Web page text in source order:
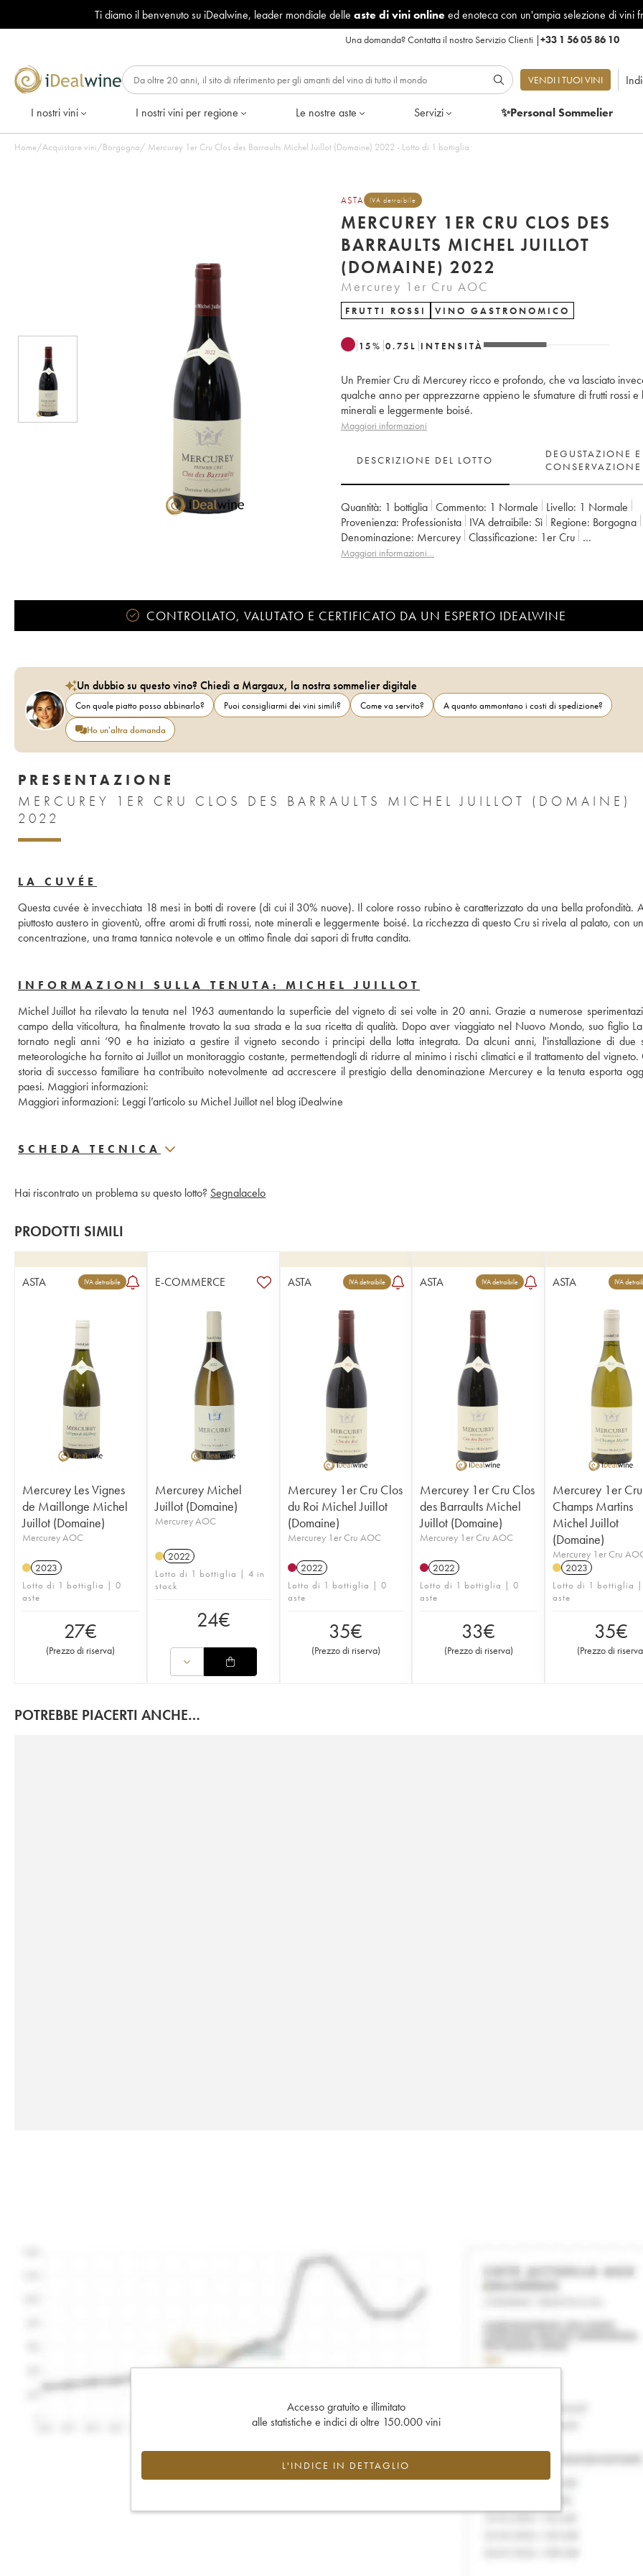
Ti diamo il benvenuto su iDealwine, leader mondiale delle aste di vini onlineed enoteca con un'ampia selezione di vini
Una domanda?Contatta il nostro Servizio Clienti |+33 1 56 05 86 10
VENDI I TUOI VINI
I nostri vini I nostri vini per regione Le nostre aste Servizi ✨Personal Sommelier
Home/Acquistare vini/Borgogna/ Mercurey 1er Cru Clos des Barraults Michel Juillot (Domaine) 2022 - Lotto di 1 bottiglia
ASTA IVA detraibile
MERCUREY 1ER CRU CLOS DES
BARRAULTS MICHEL JUILLOT
(DOMAINE) 2022
Mercurey 1er Cru AOC
FRUTTI ROSSI VINO GASTRONOMICO
15% 0.75 L INTENSITÀ
Un Premier Cru di Mercurey ricco e profondo, che va lasciato
qualche anno per apprezzarne appieno le sfumature di frutti rossi e
minerali e leggermente boisé.
Maggiori informazioni
DESCRIZIONE DEL LOTTO
DEGUSTAZIONE E
CONSERVAZIONE
Quantità: 1 bottiglia Commento: 1 Normale Livello: 1 Normale
Provenienza:
professionista IVA detraibile: sì Regione:
Borgogna
Denominazione:
Mercurey Classificazione:
1er Cru
Proprietario:
Michel Juillot (Domaine)
Maggiori informazioni…
CONTROLLATO, VALUTATO E CERTIFICATO DA UN ESPERTO IDEALWINE
Un dubbio su questo vino? Chiedi a Margaux, la nostra sommelier digitale
Con quale piatto posso abbinarlo? Puoi consigliarmi dei vini simili? Come va servito?
A quanto ammontano i costi di spedizione?
Ho un'altra domanda
PRESENTAZIONE
MERCUREY 1ER CRU CLOS DES BARRAULTS MICHEL JUILLOT (DOMAINE)
2022
LA CUVÉE
Questa cuvée è invecchiata 18 mesi in botti di rovere (di cui il 30% nuove). Il colore rosso rubino è caratterizzato da una bella profondità.
piuttosto austero in gioventù, offre aromi di frutti rossi, note minerali e leggermente boisé. La ricchezza di questo Cru si rivela al palato, con
concentrazione, una trama tannica notevole e un ottimo finale dai sapori di frutta candita.
INFORMAZIONI SULLA TENUTA: MICHEL JUILLOT
Michel Juillot ha rilevato la tenuta nel 1963 aumentando la superficie del vigneto di sei volte in 20 anni. Grazie a numerose
campo della viticoltura, ha finalmente trovato la sua strada e la sua ricetta di qualità. Dopo aver viaggiato nel Nuovo Mondo, suo figlio
tornato negli anni ‘90 e ha iniziato a gestire il vigneto secondo i principi della lotta integrata. Da alcuni anni, l'installazione di due
meteorologiche ha fornito ai Juillot un monitoraggio costante, permettendogli di ridurre al minimo i rischi climatici e il trattamento del vigneto.
storia di successo familiare ha contribuito notevolmente ad accrescere il prestigio della denominazione Mercurey e la tenuta esporta
paesi. Maggiori informazioni:
Maggiori informazioni:
SCHEDA TECNICA
Hai riscontrato un problema su questo lotto? Segnalacelo
PRODOTTI SIMILI
ASTA IVA detraibile
Mercurey Les Vignes
de Maillonge Michel
Juillot (Domaine)
Mercurey AOC
2023
Lotto di 1 bottiglia | 0
aste
27€
(Prezzo di riserva)
E-COMMERCE
Mercurey Michel
Juillot (Domaine)
Mercurey AOC
2022
Lotto di 1 bottiglia | 4 in
stock
24€
ASTA IVA detraibile
Mercurey 1er Cru Clos
du Roi Michel Juillot
(Domaine)
Mercurey 1er Cru AOC
2022
Lotto di 1 bottiglia | 0
aste
35€
(Prezzo di riserva)
ASTA IVA detraibile
Mercurey 1er Cru Clos
des Barraults Michel
Juillot (Domaine)
Mercurey 1er Cru AOC
2022
Lotto di 1 bottiglia | 0
aste
33€
(Prezzo di riserva)
ASTA IVA
Mercurey 1er Cru
Champs Martins
Michel Juillot
(Domaine)
Mercurey 1er Cru
2023
Lotto di 1 bottiglia
aste
35€
(Prezzo di riserva
POTREBBE PIACERTI ANCHE…
Accesso gratuito e illimitato
alle statistiche e indici di oltre 150.000 vini
L'INDICE IN DETTAGLIO